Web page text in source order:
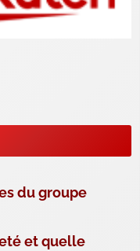
du groupe
et quelle